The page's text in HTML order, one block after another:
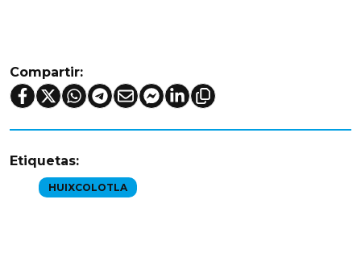
Compartir:
Etiquetas:
HUIXCOLOTLA